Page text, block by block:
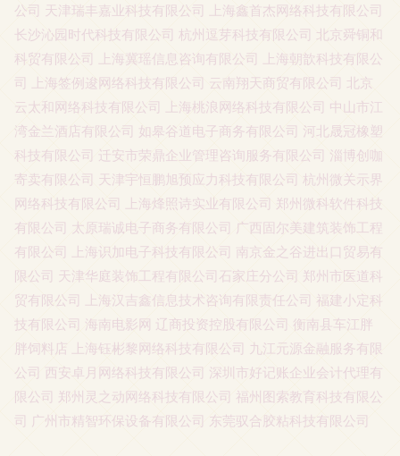
公司 天津瑞丰嘉业科技有限公司
上海鑫首杰网络科技有限公司
长沙沁园时代科技有限公司 杭州逗芽科技有限公司 北京舜铜和
科贸有限公司
上海冀瑶信息咨询有限公司
上海朝歆科技有限公
司
上海签例逡网络科技有限公司 云南翔天商贸有限公司 北京
云太和网络科技有限公司
上海桃浪网络科技有限公司 中山市江
湾金兰酒店有限公司 如皋谷道电子商务有限公司 河北晟冠橡塑
科技有限公司 迁安市荣鼎企业管理咨询服务有限公司 淄博创咖
寄卖有限公司 天津宇恒鹏旭预应力科技有限公司 杭州微关示界
网络科技有限公司
上海烽照诗实业有限公司 郑州微科软件科技
有限公司 太原瑞诚电子商务有限公司 广西固尔美建筑装饰工程
有限公司
上海识加电子科技有限公司 南京金之谷进出口贸易有
限公司 天津华庭装饰工程有限公司石家庄分公司 郑州市医道科
贸有限公司
上海汉吉鑫信息技术咨询有限责任公司 福建小定科
技有限公司 海南电影网 辽商投资控股有限公司 衡南县车江胖
胖饲料店
上海钰彬黎网络科技有限公司 九江元源金融服务有限
公司 西安卓月网络科技有限公司 深圳市好记账企业会计代理有
限公司 郑州灵之动网络科技有限公司 福州图索教育科技有限公
司 广州市精智环保设备有限公司 东莞驭合胶粘科技有限公司